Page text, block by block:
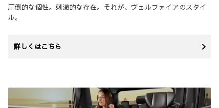
圧倒的な個性。刺激的な存在。それが、ヴェルファイアのスタイ
ル。
詳しくはこちら